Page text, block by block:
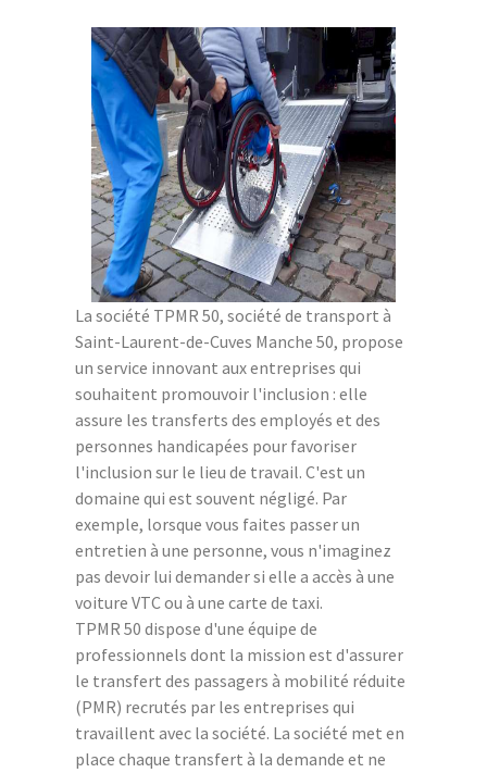
La société TPMR 50, société de transport à
Saint-Laurent-de-Cuves Manche 50, propose
un service innovant aux entreprises qui
souhaitent promouvoir l'inclusion : elle
assure les transferts des employés et des
personnes handicapées pour favoriser
l'inclusion sur le lieu de travail. C'est un
domaine qui est souvent négligé. Par
exemple, lorsque vous faites passer un
entretien à une personne, vous n'imaginez
pas devoir lui demander si elle a accès à une
voiture VTC ou à une carte de taxi.
TPMR 50 dispose d'une équipe de
professionnels dont la mission est d'assurer
le transfert des passagers à mobilité réduite
(PMR) recrutés par les entreprises qui
travaillent avec la société. La société met en
place chaque transfert à la demande et ne